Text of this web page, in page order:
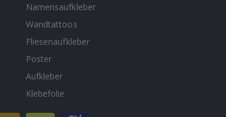
Namensaufkleber
Wandtattoos
Fliesenaufkleber
Poster
Aufkleber
Klebefolie